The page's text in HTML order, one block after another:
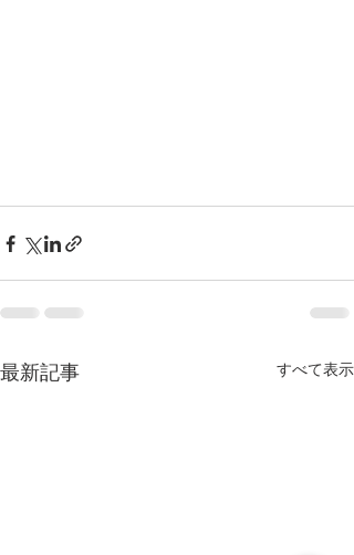
最新記事 すべて表示